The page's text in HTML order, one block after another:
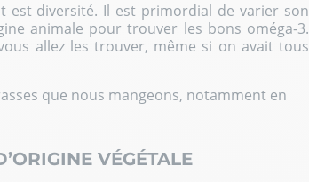
est diversité. Il est primordial de varier son
animale pour trouver les bons oméga-3.
allez les trouver, même si on avait tous
que nous mangeons, notamment en
VÉGÉTALE